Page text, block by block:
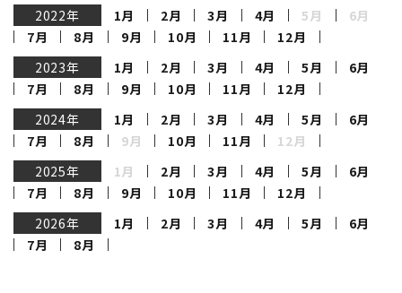
2022年
1月 2月 3月 4月 5月
6月
7月
8月 9月 10月 11月
12月
2023年
1月 2月 3月 4月 5月
6月
7月
8月 9月 10月 11月
12月
2024年
1月 2月 3月 4月 5月
6月
7月
8月 9月 10月 11月
12月
2025年
1月 2月 3月 4月 5月
6月
7月
8月 9月 10月 11月
12月
2026年
1月 2月 3月 4月 5月
6月
7月
8月